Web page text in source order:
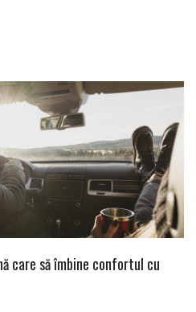
care să îmbine confortul cu